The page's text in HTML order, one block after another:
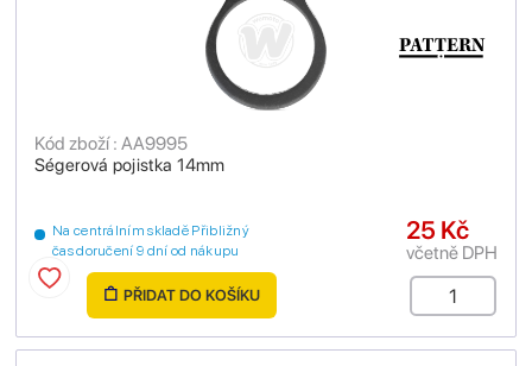
Ségerová pojistka 14mm
Kód zboží : AA9995
Na centrálním skladě Přibližný
čas doručení 9 dní od nákupu
25 Kč
včetně DPH
PŘIDAT DO KOŠÍKU